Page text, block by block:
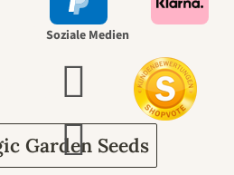
den
Garden Seeds
Soziale Medien